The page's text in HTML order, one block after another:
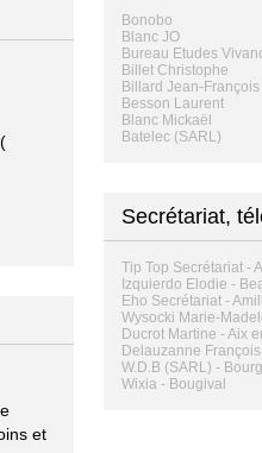
et
Bonobo
Blanc JO
Bureau Etudes
Billet Christophe
Billard Jean-François
Besson Laurent
Blanc Mickaël
Batelec (SARL)
Secrétariat,
Tip Top Secrétariat -
Izquierdo Elodie -
Eho Secrétariat -
Wysocki Marie-
Ducrot Martine - Aix
Delauzanne
W.D.B (SARL) -
Wixia - Bougival